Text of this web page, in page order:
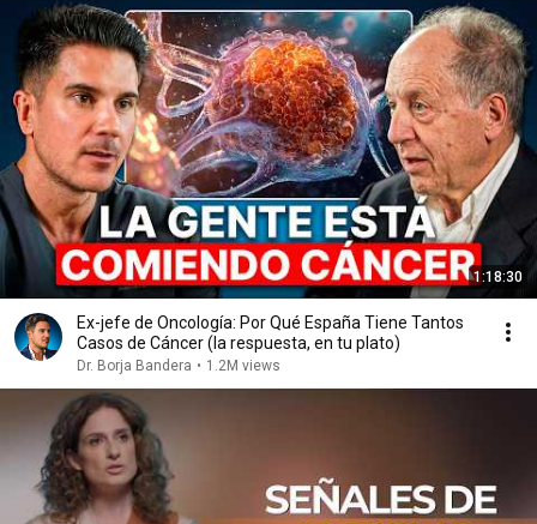
1:18:30
Ex-jefe de Oncología: Por Qué España Tiene Tantos
Casos de Cáncer (la respuesta, en tu plato)
Dr. Borja Bandera • 1.2M views